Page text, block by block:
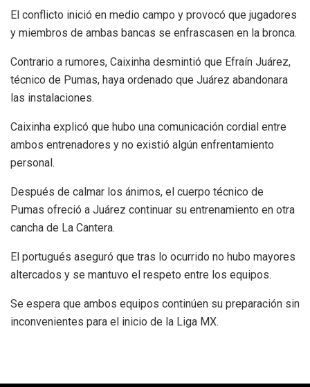
El conflicto inició en medio campo y provocó que jugadores
y miembros de ambas bancas se enfrascasen en la bronca.
Contrario a rumores, Caixinha desmintió que Efraín Juárez,
técnico de Pumas, haya ordenado que Juárez abandonara
las instalaciones.
Caixinha explicó que hubo una comunicación cordial entre
ambos entrenadores y no existió algún enfrentamiento
personal.
Después de calmar los ánimos, el cuerpo técnico de
Pumas ofreció a Juárez continuar su entrenamiento en otra
cancha de La Cantera.
El portugués aseguró que tras lo ocurrido no hubo mayores
altercados y se mantuvo el respeto entre los equipos.
Se espera que ambos equipos continúen su preparación sin
inconvenientes para el inicio de la Liga MX.